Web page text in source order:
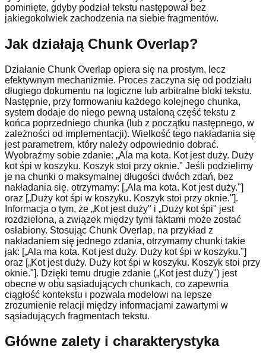
pominięte, gdyby podział tekstu następował bez
jakiegokolwiek zachodzenia na siebie fragmentów.
Jak działają Chunk Overlap?
Działanie Chunk Overlap opiera się na prostym, lecz
efektywnym mechanizmie. Proces zaczyna się od podziału
długiego dokumentu na logiczne lub arbitralne bloki tekstu.
Następnie, przy formowaniu każdego kolejnego chunka,
system dodaje do niego pewną ustaloną część tekstu z
końca poprzedniego chunka (lub z początku następnego, w
zależności od implementacji). Wielkość tego nakładania się
jest parametrem, który należy odpowiednio dobrać.
Wyobraźmy sobie zdanie: „Ala ma kota. Kot jest duży. Duży
kot śpi w koszyku. Koszyk stoi przy oknie." Jeśli podzielimy
je na chunki o maksymalnej długości dwóch zdań, bez
nakładania się, otrzymamy: [„Ala ma kota. Kot jest duży."]
oraz [„Duży kot śpi w koszyku. Koszyk stoi przy oknie."].
Informacja o tym, że „Kot jest duży" i „Duży kot śpi" jest
rozdzielona, a związek między tymi faktami może zostać
osłabiony. Stosując Chunk Overlap, na przykład z
nakładaniem się jednego zdania, otrzymamy chunki takie
jak: [„Ala ma kota. Kot jest duży. Duży kot śpi w koszyku."]
oraz [„Kot jest duży. Duży kot śpi w koszyku. Koszyk stoi przy
oknie."]. Dzięki temu drugie zdanie („Kot jest duży") jest
obecne w obu sąsiadujących chunkach, co zapewnia
ciągłość kontekstu i pozwala modelowi na lepsze
zrozumienie relacji między informacjami zawartymi w
sąsiadujących fragmentach tekstu.
Główne zalety i charakterystyka